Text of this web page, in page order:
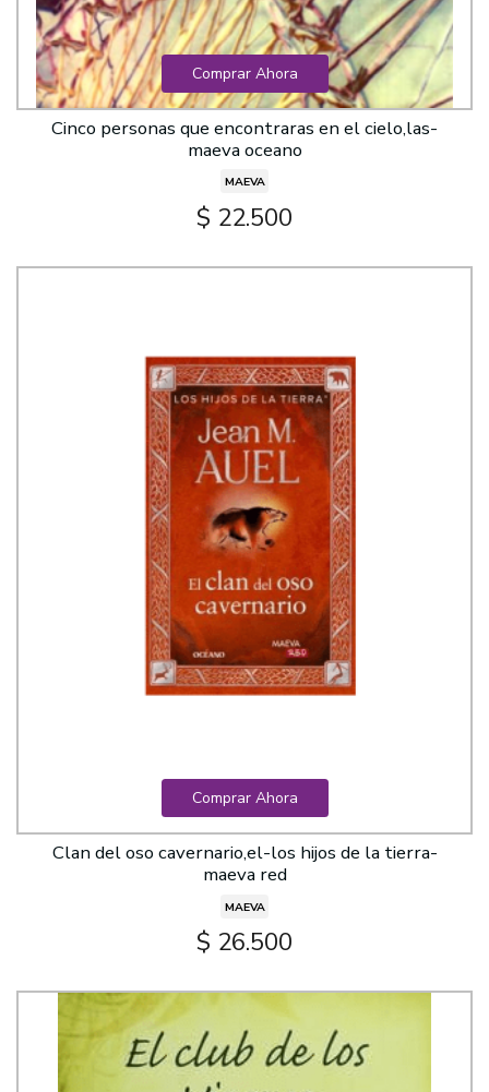
Comprar Ahora
Cinco personas que encontraras en el cielo,las-
maeva oceano
MAEVA
$ 22.500
Comprar Ahora
Clan del oso cavernario,el-los hijos de la tierra-
maeva red
MAEVA
$ 26.500